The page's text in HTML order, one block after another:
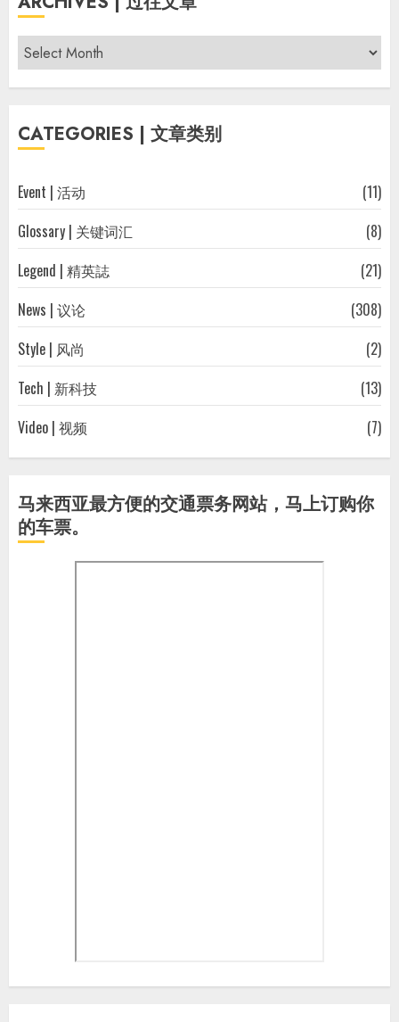
Archives
|
过
文
CATEGORIES | 文章类别
Event | 活动
(11)
Glossary | 关键词汇
(8)
Legend | 精英誌
(21)
News | 议论
(308)
Style | 风尚
(2)
Tech | 新科技
(13)
Video | 视频
(7)
马来西亚最方便的交通票务网站，马上订购你
的车票。